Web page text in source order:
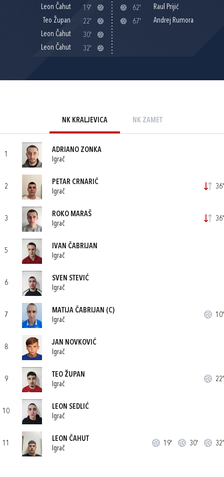
Leon Čahut
19'
Teo Župan
22'
Leon Čahut
30'
Leon Čahut
32'
62'
Raul Prijić
67'
Andrej Rumora
NK KRALJEVICA NK ZAMET
1
ADRIANO ZONKA
Igrač
2
PETAR CRNARIĆ
Igrač
36'
3
ROKO MARAŠ
Igrač
36'
5
IVAN ČABRIJAN
Igrač
6
SVEN STEVIĆ
Igrač
7
MATIJA ČABRIJAN (C)
Igrač
10'
8
JAN NOVKOVIĆ
Igrač
9
TEO ŽUPAN
Igrač
22'
10
LEON SEDLIĆ
Igrač
11
LEON ČAHUT
Igrač
19' 30' 32'